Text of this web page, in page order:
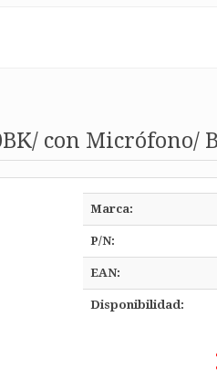
con Micrófono/
Marca:
P/N:
EAN:
Disponibilidad: